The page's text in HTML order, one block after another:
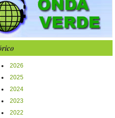
2026
2025
2024
2023
2022